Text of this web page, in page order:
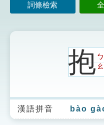
生字詞彙表
詞條檢索
抱ㄅ
ㄠ
漢語拼音 bào